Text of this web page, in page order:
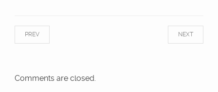
NEXT
PREV
Comments are closed.